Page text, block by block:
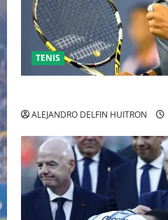
TENIS
ALEJANDRO DELFIN HUITRON